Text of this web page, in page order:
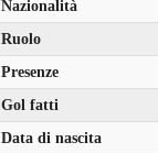
Nazionalità
Ruolo
Presenze
Gol fatti
Data di nascita